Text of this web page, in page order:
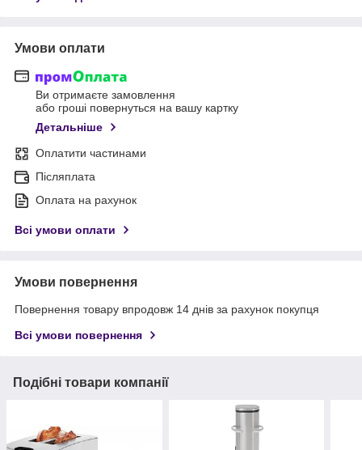
Умови оплати
Ви отримаєте замовлення
або гроші повернуться на вашу картку
Детальніше
Оплатити частинами
Післяплата
Оплата на рахунок
Всі умови оплати
Умови повернення
Повернення товару впродовж 14 днів за рахунок покупця
Всі умови повернення
Подібні товари компанії